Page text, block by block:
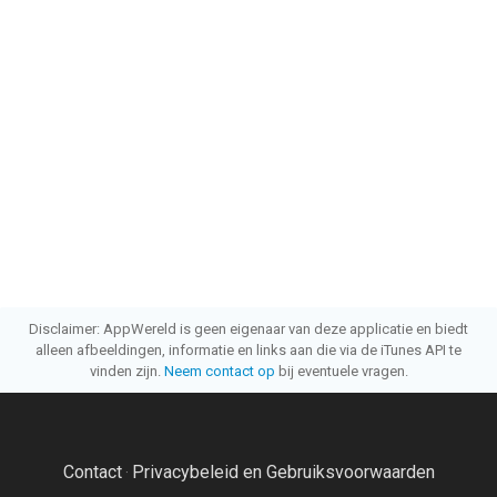
Disclaimer: AppWereld is geen eigenaar van deze applicatie en biedt
alleen afbeeldingen, informatie en links aan die via de iTunes API te
vinden zijn. Neem contact op bij eventuele vragen.
Contact· Privacybeleid en Gebruiksvoorwaarden